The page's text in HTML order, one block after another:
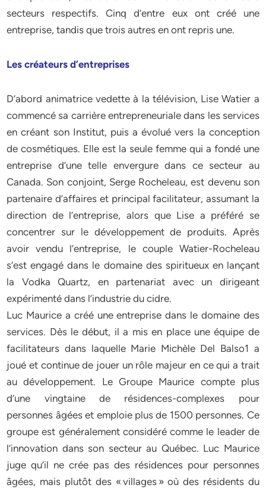
secteurs respectifs. Cinq d’entre eux ont créé une
entreprise, tandis que trois autres en ont repris une.
Les créateurs d’entreprises
D’abord animatrice vedette à la télévision, Lise Watier a
commencé sa carrière entrepreneuriale dans les services
en créant son Institut, puis a évolué vers la conception
de cosmétiques. Elle est la seule femme qui a fondé une
entreprise d’une telle envergure dans ce secteur au
Canada. Son conjoint, Serge Rocheleau, est devenu son
partenaire d’affaires et principal facilitateur, assumant la
direction de l’entreprise, alors que Lise a préféré se
concentrer sur le développement de produits. Après
avoir vendu l’entreprise, le couple Watier-Rocheleau
s’est engagé dans le domaine des spiritueux en lançant
la Vodka Quartz, en partenariat avec un dirigeant
expérimenté dans l’industrie du cidre.
Luc Maurice a créé une entreprise dans le domaine des
services. Dès le début, il a mis en place une équipe de
facilitateurs dans laquelle Marie Michèle Del Balso1 a
joué et continue de jouer un rôle majeur en ce qui a trait
au développement. Le Groupe Maurice compte plus
d’une vingtaine de résidences-complexes pour
personnes âgées et emploie plus de 1500 personnes. Ce
groupe est généralement considéré comme le leader de
l’innovation dans son secteur au Québec. Luc Maurice
juge qu’il ne crée pas des résidences pour personnes
âgées, mais plutôt des « villages » où des résidents du